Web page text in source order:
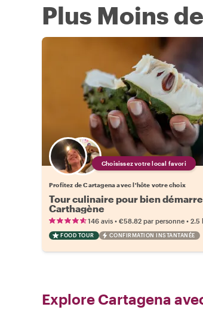
Plus Moins
Choisissez votre local favori
Profitez de Cartagena avec l'hôte votre choix
Tour culinaire pour bien
Carthagène
146 avis • €58.82 par personne • 2.5
FOOD TOUR CONFIRMATION INSTANTANÉE
Explore Cartagena